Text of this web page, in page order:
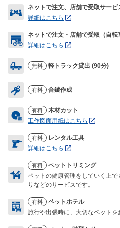
ネットで注文、店舗で受取サービ
詳細はこちら
ネットで注文・店舗で受取（自転
詳細はこちら
無料 軽トラック貸出 (90分)
有料 合鍵作成
有料
木材カット
工作図面用紙はこちら
有料
レンタル工具
詳細はこちら
有料
ペットトリミング
ペットの健康管理をしていく上
りなどのサービスです。
有料
ペットホテル
旅行や出張時に、大切なペットを